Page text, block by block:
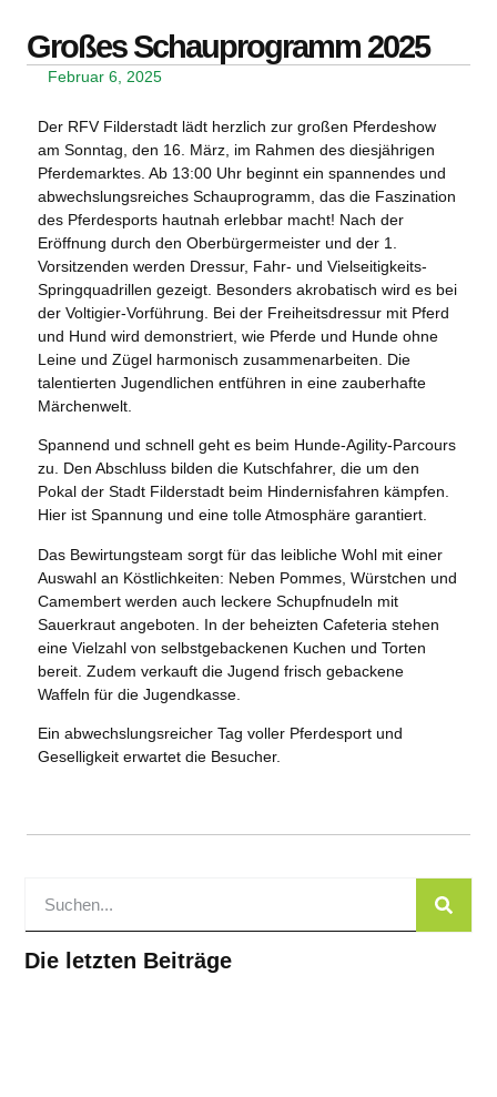
Großes Schauprogramm 2025
Februar 6, 2025
Der RFV Filderstadt lädt herzlich zur großen Pferdeshow
am Sonntag, den 16. März , im Rahmen des diesjährigen
Pferdemarktes. Ab 13:00 Uhr beginnt ein spannendes und
abwechslungsreiches Schauprogramm, das die Faszination
des Pferdesports hautnah erlebbar macht! Nach der
Eröffnung durch den Oberbürgermeister und der 1.
Vorsitzenden werden Dressur, Fahr- und Vielseitigkeits-
Springquadrillen gezeigt. Besonders akrobatisch wird es bei
der Voltigier-Vorführung. Bei der Freiheitsdressur mit Pferd
und Hund wird demonstriert, wie Pferde und Hunde ohne
Leine und Zügel harmonisch zusammenarbeiten. Die
talentierten Jugendlichen entführen in eine zauberhafte
Märchenwelt.
Spannend und schnell geht es beim Hunde-Agility-Parcours
zu. Den Abschluss bilden die Kutschfahrer, die um den
Pokal der Stadt Filderstadt beim Hindernisfahren kämpfen.
Hier ist Spannung und eine tolle Atmosphäre garantiert.
Das Bewirtungsteam sorgt für das leibliche Wohl mit einer
Auswahl an Köstlichkeiten: Neben Pommes, Würstchen und
Camembert werden auch leckere Schupfnudeln mit
Sauerkraut angeboten. In der beheizten Cafeteria stehen
eine Vielzahl von selbstgebackenen Kuchen und Torten
bereit. Zudem verkauft die Jugend frisch gebackene
Waffeln für die Jugendkasse.
Ein abwechslungsreicher Tag voller Pferdesport und
Geselligkeit erwartet die Besucher.
Die letzten Beiträge